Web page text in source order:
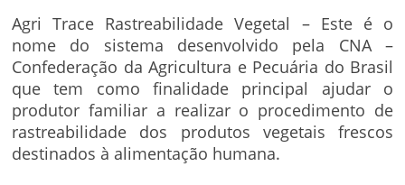
Agri Trace Rastreabilidade Vegetal – Este é o
nome do sistema desenvolvido pela CNA –
Confederação da Agricultura e Pecuária do Brasil
que tem como finalidade principal ajudar o
produtor familiar a realizar o procedimento de
rastreabilidade dos produtos vegetais frescos
destinados à alimentação humana.